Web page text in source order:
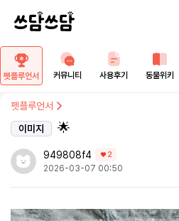
펫플루언서 커뮤니티 사용후기 동물위키
펫플루언서
이미지
🌟
949808f4 2
2026-03-07 00:50